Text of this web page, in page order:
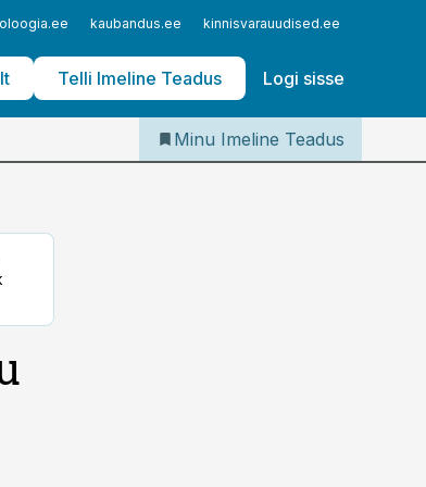
kaubandus.ee kinnisvarauudised.ee
Telli Imeline Teadus Logi sisse
Iseteenindus
Telli Imeline Teadus
Minu Imeline Teadus